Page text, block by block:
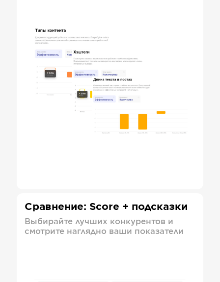
Сравнение: Score + подсказки
Выбирайте лучших конкурентов и
смотрите наглядно ваши показатели